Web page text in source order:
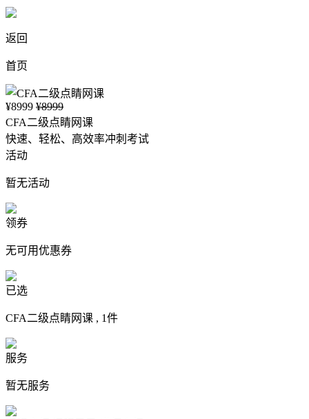
返回
首页
¥8999 ¥8999
CFA二级点睛网课
快速、轻松、高效率冲刺考试
活动
暂无活动
领券
无可用优惠券
已选
CFA二级点睛网课 , 1件
服务
暂无服务